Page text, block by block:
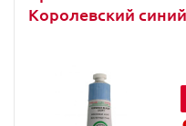
Королевский